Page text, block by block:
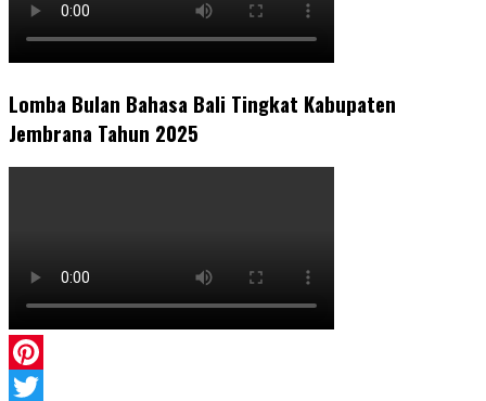
Lomba Bulan Bahasa Bali Tingkat Kabupaten
Jembrana Tahun 2025
Pinterest